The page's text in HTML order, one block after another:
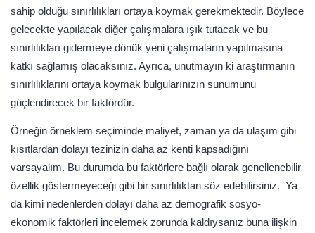
sahip olduğu sınırlılıkları ortaya koymak gerekmektedir. Böylece
gelecekte yapılacak diğer çalışmalara ışık tutacak ve bu
sınırlılıkları gidermeye dönük yeni çalışmaların yapılmasına
katkı sağlamış olacaksınız. Ayrıca, unutmayın ki araştırmanın
sınırlılıklarını ortaya koymak bulgularınızın sunumunu
güçlendirecek bir faktördür.
Örneğin örneklem seçiminde maliyet, zaman ya da ulaşım gibi
kısıtlardan dolayı tezinizin daha az kenti kapsadığını
varsayalım. Bu durumda bu faktörlere bağlı olarak genellenebilir
özellik göstermeyeceği gibi bir sınırlılıktan söz edebilirsiniz. Ya
da kimi nedenlerden dolayı daha az demografik sosyo-
ekonomik faktörleri incelemek zorunda kaldıysanız buna ilişkin